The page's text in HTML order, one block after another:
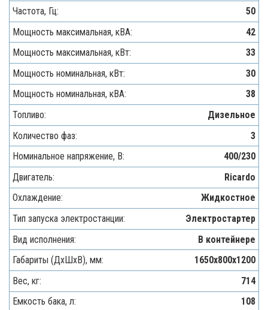
Частота, Гц:
50
Мощность максимальная, кВA:
42
Мощность максимальная, кВт:
33
Мощность номинальная, кВт:
30
Мощность номинальная, кВА:
38
Топливо:
Дизельное
Количество фаз:
3
Номинальное напряжение, В:
400/230
Двигатель:
Ricardo
Охлаждение:
Жидкостное
Тип запуска электростанции:
Электростартер
Вид исполнения:
В контейнере
Габариты (ДхШхВ), мм:
1650х800х1200
Вес, кг:
714
Емкость бака, л:
108